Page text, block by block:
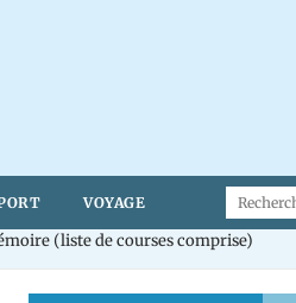
VOYAGE
(liste de courses comprise)